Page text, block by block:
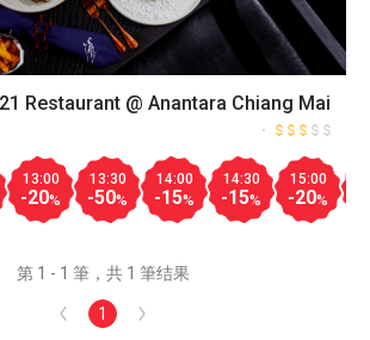
Restaurant @ Anantara Chiang Mai
13:00
-20%
13:30
-50%
14:00
-15%
14:30
-15%
15:00
-20%
第 1 - 1 筆，共 1 筆结果
1